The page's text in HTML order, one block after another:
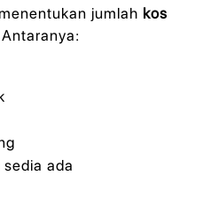
jumlah kos
Antaranya:
ada